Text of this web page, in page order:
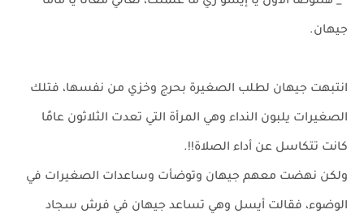
جيهان.
انتبهت جيهان لطلب الصغيرة بحرج وخزي من نفسها، فتلك
الصغيرات يلبون النداء وهي المرأة التي تعدت الثلاثون عامًا
كانت تتكاسل عن أداء الصلاة!!.
ولكن نهضت معهم جيهان وتوضأت وساعدات الصغيرات في
الوضوء، فقالت أيسل وهي تساعد جيهان في فرش سجاد